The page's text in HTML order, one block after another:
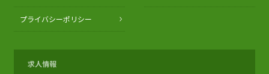
プライバシーポリシー
求人情報